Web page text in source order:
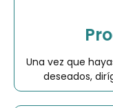
Una vez que
deseados,